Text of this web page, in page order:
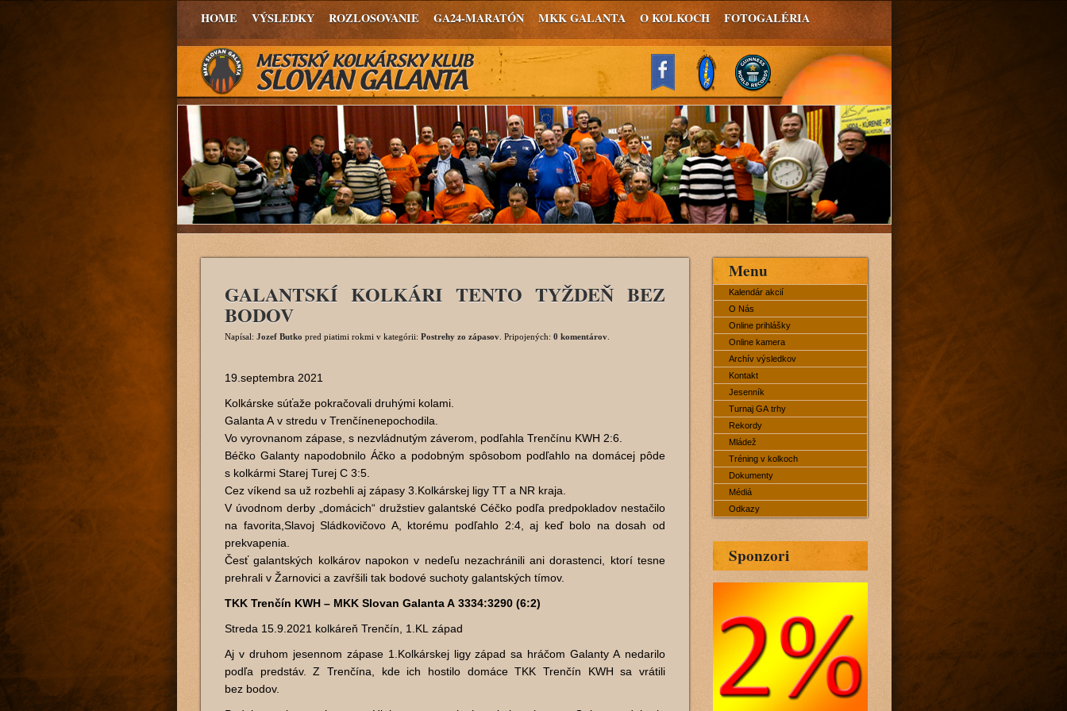
HOME VÝSLEDKY ROZLOSOVANIE GA24-MARATÓN MKK GALANTA O KOLKOCH FOTOGALÉRIA
GALANTSKÍ KOLKÁRI TENTO TYŽDEŇ BEZ
BODOV
Napísal: Jozef Butko pred piatimi rokmi v kategórii: Postrehy zo zápasov . Pripojených: 0 komentárov
19.septembra 2021
Kolkárske súťaže pokračovali druhými kolami.
Galanta A v stredu v Trenčínenepochodila.
Vo vyrovnanom zápase, s nezvládnutým záverom, podľahla Trenčínu KWH 2:6.
Béčko Galanty napodobnilo Áčko a podobným spôsobom podľahlo na domácej pôde
s kolkármi Starej Turej C 3:5.
Cez víkend sa už rozbehli aj zápasy 3.Kolkárskej ligy TT a NR kraja.
V úvodnom derby „domácich“ družstiev galantské Céčko podľa predpokladov nestačilo
na favorita,Slavoj Sládkovičovo A, ktorému podľahlo 2:4, aj keď bolo na dosah od
prekvapenia.
Česť galantských kolkárov napokon v nedeľu nezachránili ani dorastenci, ktorí tesne
prehrali v Žarnovici a zavŕšili tak bodové suchoty galantských tímov.
TKK Trenčín KWH – MKK Slovan Galanta A 3334:3290 (6:2)
Streda 15.9.2021 kolkáreň Trenčín, 1.KL západ
Aj v druhom jesennom zápase 1.Kolkárskej ligy západ sa hráčom Galanty A nedarilo
podľa predstáv. Z Trenčína, kde ich hostilo domáce TKK Trenčín KWH sa vrátili
bez bodov.
Menu
Kalendár akcií
O Nás
Online prihlášky
Online kamera
Archív výsledkov
Kontakt
Jesenník
Turnaj GA trhy
Rekordy
Mládež
Tréning v kolkoch
Dokumenty
Médiá
Odkazy
Sponzori